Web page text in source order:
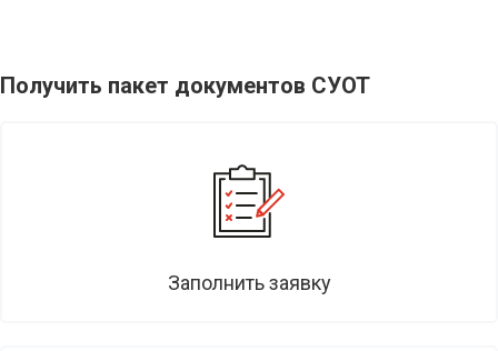
Получить пакет документов СУОТ
Заполнить заявку